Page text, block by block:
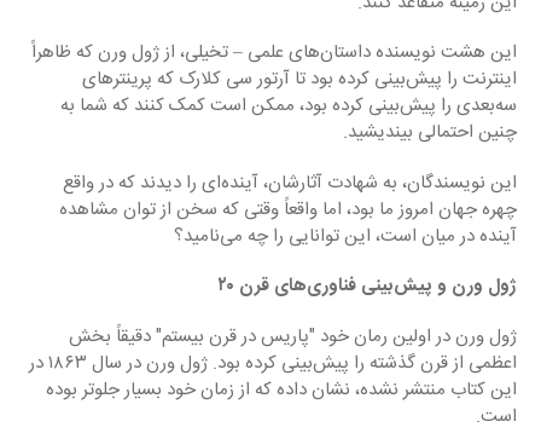
این هشت نویسنده داستان‌های علمی – تخیلی، از ژول ورن که ظاهراً
اینترنت را پیش‌بینی کرده بود تا آرتور سی کلارک که پرینتر‌های
سه‌بعدی را پیش‌بینی کرده بود، ممکن است کمک کنند که شما به
چنین احتمالی بیندیشید.
این نویسندگان، به شهادت آثارشان، آینده‌ای را دیدند که در واقع
چهره جهان امروز ما بود، اما واقعاً وقتی که سخن از توان مشاهده
آینده در میان است، این توانایی را چه می‌نامید؟
ژول ورن و پیش‌بینی فناوری‌های قرن ۲۰
ژول ورن در اولین رمان خود "پاریس در قرن بیستم" دقیقاً بخش
اعظمی از قرن گذشته را پیش‌بینی کرده بود. ژول ورن در سال ۱۸۶۳ در
این کتاب منتشر نشده، نشان داده که از زمان خود بسیار جلوتر بوده
است.